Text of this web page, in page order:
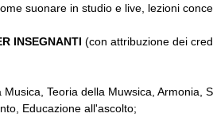
suonare in studio e live, lezioni
INSEGNANTI (con attribuzione dei
Musica, Teoria della Muwsica, Armonia,
Educazione all'ascolto;